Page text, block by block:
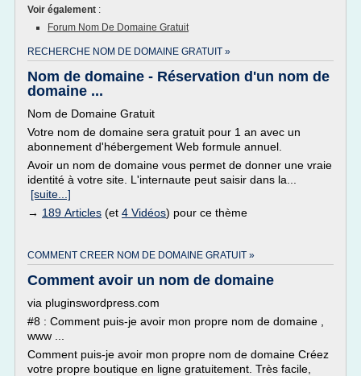
Voir également :
Forum Nom De Domaine Gratuit
RECHERCHE NOM DE DOMAINE GRATUIT »
Nom de domaine - Réservation d'un nom de
domaine ...
Nom de Domaine Gratuit
Votre nom de domaine sera gratuit pour 1 an avec un
abonnement d'hébergement Web formule annuel.
Avoir un nom de domaine vous permet de donner une vraie
identité à votre site. L'internaute peut saisir dans la...
[suite...]
→ 189 Articles (et 4 Vidéos) pour ce thème
COMMENT CREER NOM DE DOMAINE GRATUIT »
Comment avoir un nom de domaine
via pluginswordpress.com
#8 : Comment puis-je avoir mon propre nom de domaine ,
www ...
Comment puis-je avoir mon propre nom de domaine Créez
votre propre boutique en ligne gratuitement. Très facile,